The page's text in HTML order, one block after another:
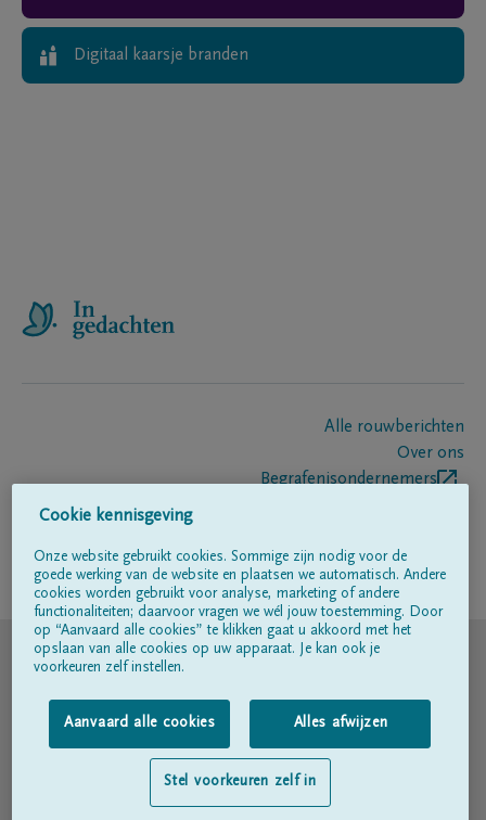
Digitaal kaarsje branden
Alle rouwberichten
Over ons
Begrafenisondernemers
Volg ons op
© DELA
Gebruiksvoorwaarden
Privacyverklaring
Toegankelijkheidsverklaring
Cookie kennisgeving
Onze website gebruikt cookies. Sommige zijn nodig voor de
goede werking van de website en plaatsen we automatisch. Andere
cookies worden gebruikt voor analyse, marketing of andere
functionaliteiten; daarvoor vragen we wél jouw toestemming. Door
op “Aanvaard alle cookies” te klikken gaat u akkoord met het
opslaan van alle cookies op uw apparaat. Je kan ook je
voorkeuren zelf instellen.
Aanvaard alle cookies Alles afwijzen
Stel voorkeuren zelf in